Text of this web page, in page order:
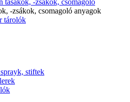
tasakok, -zsákok, csomagoló
-zsákok, csomagoló anyagok
tárolók
stiftek